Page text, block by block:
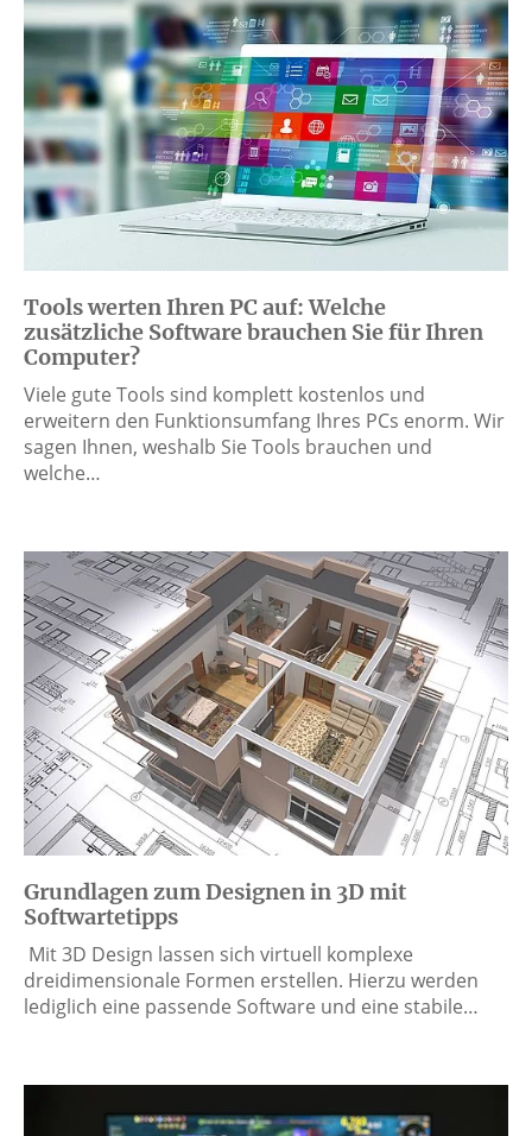
Tools werten Ihren PC auf: Welche
zusätzliche Software brauchen Sie für Ihren
Computer?
Viele gute Tools sind komplett kostenlos und
erweitern den Funktionsumfang Ihres PCs enorm. Wir
sagen Ihnen, weshalb Sie Tools brauchen und
welche…
Grundlagen zum Designen in 3D mit
Softwartetipps
Mit 3D Design lassen sich virtuell komplexe
dreidimensionale Formen erstellen. Hierzu werden
lediglich eine passende Software und eine stabile…